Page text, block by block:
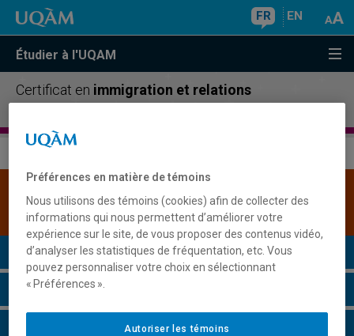
FR EN
Étudier à l'UQAM
Certificat en immigration et relations
Une version plus récente de ce programme est
disponible.
Cliquez ici pour la consulter
Présentation du programme
Conditions d'admission
Cours à suivre et horaires
Préférences en matière de témoins
Nous utilisons des témoins (cookies) afin de collecter des
informations qui nous permettent d’améliorer votre
expérience sur le site, de vous proposer des contenus vidéo,
d’analyser les statistiques de fréquentation, etc. Vous
pouvez personnaliser votre choix en sélectionnant
« Préférences ».
Autoriser les témoins